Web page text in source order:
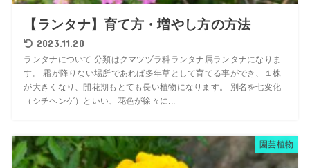
【ランタナ】育て方・増やし方の方法
2023.11.20
ランタナについて 分類はクマツヅラ科ランタナ属ランタナになりま
す。 霜が降りない場所であれば多年草として育てる事ができ、１株
が大きくなり、開花期もとても長い植物になります。 別名を七変化
（シチヘンゲ）といい、花色が徐々に...
園芸植物